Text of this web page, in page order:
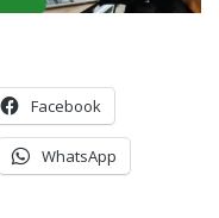
Facebook
WhatsApp